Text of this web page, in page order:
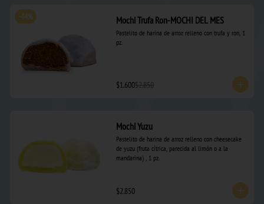
-44% Mochi Trufa Ron-MOCHI DEL MES
Pastelito de harina de arroz relleno con trufa y ron, 1
pz.
$1.600$2.850
Mochi Yuzu
Pastelito de harina de arroz relleno con cheesecake
de yuzu (fruta cítrica, parecida al limón o a la
mandarina) , 1 pz.
$2.850